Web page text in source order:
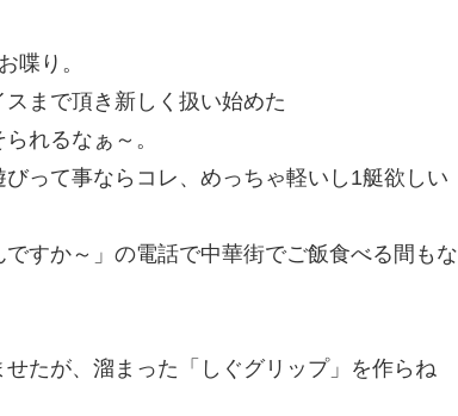
喋り。
まで頂き新しく扱い始めた
れるなぁ～。
って事ならコレ、めっちゃ軽いし1艇欲しい
すか～」の電話で中華街でご飯食べる間もな
たが、溜まった「しぐグリップ」を作らね